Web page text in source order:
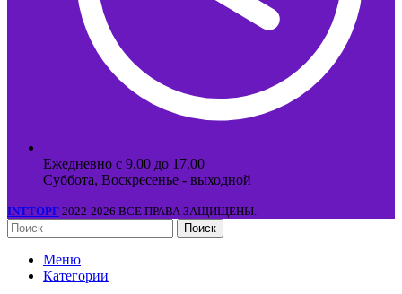
Ежедневно с 9.00 до 17.00
Суббота, Воскресенье - выходной
INTТОРГ 2022-2026 ВСЕ ПРАВА ЗАЩИЩЕНЫ.
Поиск
Меню
Категории